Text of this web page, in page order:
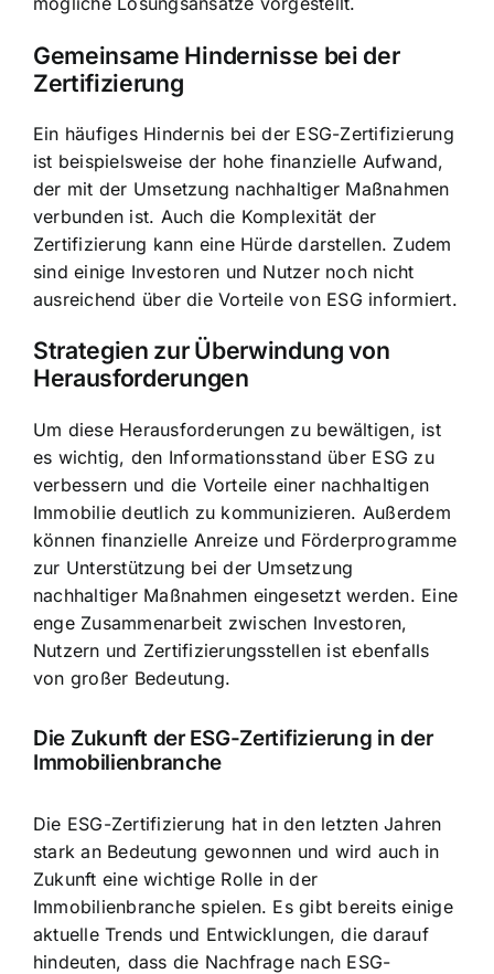
Gemeinsame Hindernisse bei der
Zertifizierung
Ein häufiges Hindernis bei der ESG-Zertifizierung
ist beispielsweise der hohe finanzielle Aufwand,
der mit der Umsetzung nachhaltiger Maßnahmen
verbunden ist. Auch die Komplexität der
Zertifizierung kann eine Hürde darstellen. Zudem
sind einige Investoren und Nutzer noch nicht
ausreichend über die Vorteile von ESG informiert.
Strategien zur Überwindung von
Herausforderungen
Um diese Herausforderungen zu bewältigen, ist
es wichtig, den Informationsstand über ESG zu
verbessern und die Vorteile einer nachhaltigen
Immobilie deutlich zu kommunizieren. Außerdem
können finanzielle Anreize und Förderprogramme
zur Unterstützung bei der Umsetzung
nachhaltiger Maßnahmen eingesetzt werden. Eine
enge Zusammenarbeit zwischen Investoren,
Nutzern und Zertifizierungsstellen ist ebenfalls
von großer Bedeutung.
Die Zukunft der ESG-Zertifizierung in der
Immobilienbranche
Die ESG-Zertifizierung hat in den letzten Jahren
stark an Bedeutung gewonnen und wird auch in
Zukunft eine wichtige Rolle in der
Immobilienbranche spielen. Es gibt bereits einige
aktuelle Trends und Entwicklungen, die darauf
hindeuten, dass die Nachfrage nach ESG-